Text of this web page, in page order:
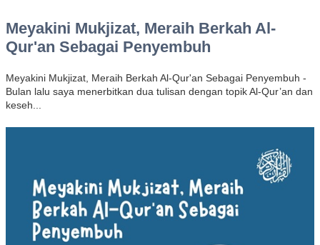
Meyakini Mukjizat, Meraih Berkah Al-
Qur'an Sebagai Penyembuh
Meyakini Mukjizat, Meraih Berkah Al-Qur'an Sebagai Penyembuh -
Bulan lalu saya menerbitkan dua tulisan dengan topik Al-Qur’an dan
keseh...